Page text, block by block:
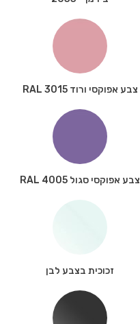
צבע אפוקסי ורוד RAL 3015
צבע אפוקסי סגול RAL 4005
זכוכית בצבע לבן